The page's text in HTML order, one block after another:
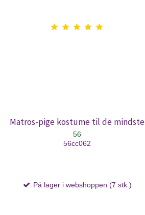
Matros-pige kostume til de mindste
56
56cc062
På lager i webshoppen (7 stk.)